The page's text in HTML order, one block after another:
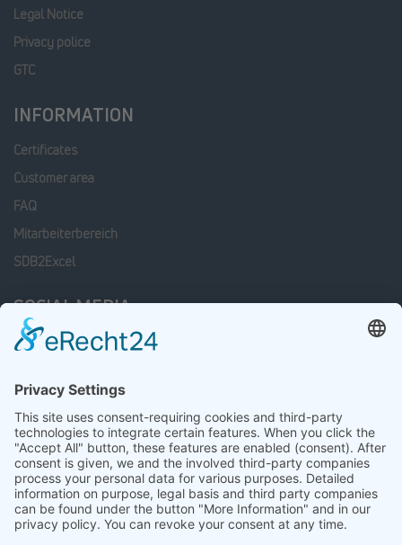
Legal Notice
Privacy police
GTC
INFORMATION
Certificates
Customer area
FAQ
Mitarbeiterbereich
SDB2Excel
SOCIAL MEDIA
Facebook
Linkedin
xing
LATEST JOB OFFERS
Mitarbeiter Wareneingang / Warenausgang (m/w/d)
23 July 2026